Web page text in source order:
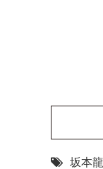
坂本